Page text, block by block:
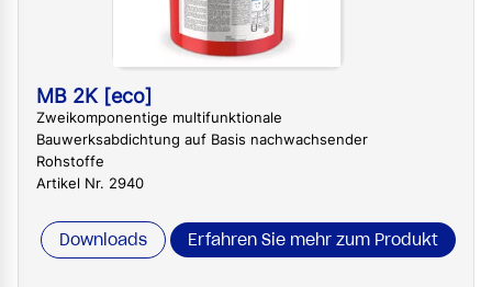
MB 2K [eco]
Zweikomponentige multifunktionale
Bauwerksabdichtung auf Basis nachwachsender
Rohstoffe
Artikel Nr. 2940
Downloads Erfahren Sie mehr zum Produkt